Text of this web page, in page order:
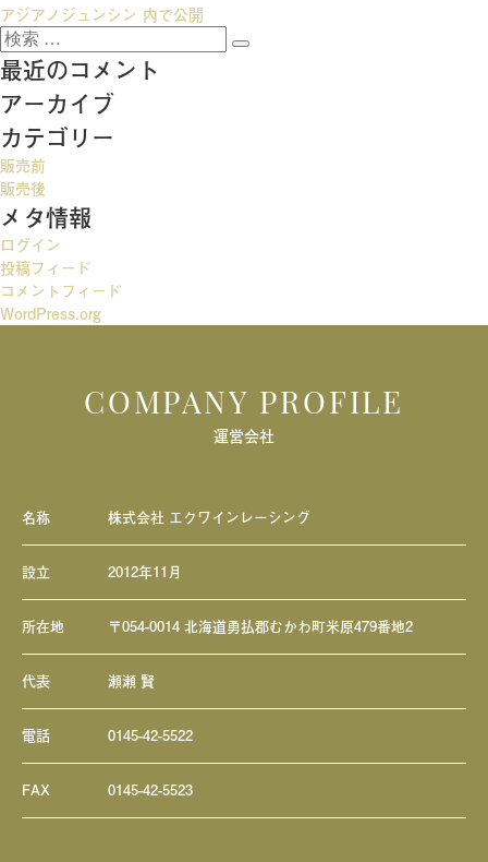
投
稿
ナ
ビ
ゲ
ー
シ
ョ
ン
アジアノジュンシン 内で公開
検
索:
検
最近のコメント
アーカイブ
カテゴリー
販売前
販売後
メタ情報
ログイン
投稿フィード
コメントフィード
WordPress.org
COMPANY PROFILE
運営会社
名称 株式会社 エクワインレーシング
設立 2012年11月
所在地 〒054-0014 北海道勇払郡むかわ町米原479番地2
代表 瀬瀬 賢
電話 0145-42-5522
FAX 0145-42-5523